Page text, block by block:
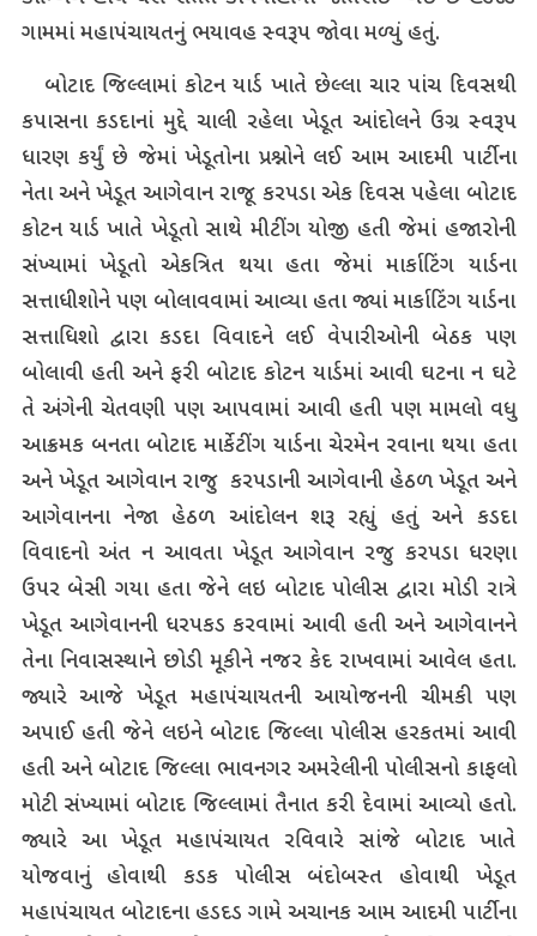
ગામમાં મહાપંચાયતનું ભયાવહ સ્વરૂપ જોવા મળ્યું હતું.
બોટાદ જિલ્લામાં કોટન યાર્ડ ખાતે છેલ્લા ચાર પાંચ દિવસથી
કપાસના કડદાનાં મુદ્દે ચાલી રહેલા ખેડૂત આંદોલને ઉગ્ર સ્વરૂપ
ધારણ કર્યું છે જેમાં ખેડૂતોના પ્રશ્નોને લઈ આમ આદમી પાર્ટીના
નેતા અને ખેડૂત આગેવાન રાજૂ કરપડા એક દિવસ પહેલા બોટાદ
કોટન યાર્ડ ખાતે ખેડૂતો સાથે મીટીંગ યોજી હતી જેમાં હજારોની
સંખ્યામાં ખેડૂતો એકત્રિત થયા હતા જેમાં માર્કાટિંગ યાર્ડના
સત્તાધીશોને પણ બોલાવવામાં આવ્યા હતા જ્યાં માર્કાટિંગ યાર્ડના
સત્તાધિશો દ્વારા કડદા વિવાદને લઈ વેપારીઓની બેઠક પણ
બોલાવી હતી અને ફરી બોટાદ કોટન યાર્ડમાં આવી ઘટના ન ઘટે
તે અંગેની ચેતવણી પણ આપવામાં આવી હતી પણ મામલો વધુ
આક્રમક બનતા બોટાદ માર્કેટીંગ યાર્ડના ચેરમેન રવાના થયા હતા
અને ખેડૂત આગેવાન રાજુ કરપડાની આગેવાની હેઠળ ખેડૂત અને
આગેવાનના નેજા હેઠળ આંદોલન શરૂ રહ્યું હતું અને કડદા
વિવાદનો અંત ન આવતા ખેડૂત આગેવાન રજુ કરપડા ધરણા
ઉપર બેસી ગયા હતા જેને લઇ બોટાદ પોલીસ દ્વારા મોડી રાત્રે
ખેડૂત આગેવાનની ધરપકડ કરવામાં આવી હતી અને આગેવાનને
તેના નિવાસસ્થાને છોડી મૂકીને નજર કેદ રાખવામાં આવેલ હતા.
જ્યારે આજે ખેડૂત મહાપંચાયતની આયોજનની ચીમકી પણ
અપાઈ હતી જેને લઇને બોટાદ જિલ્લા પોલીસ હરકતમાં આવી
હતી અને બોટાદ જિલ્લા ભાવનગર અમરેલીની પોલીસનો કાફલો
મોટી સંખ્યામાં બોટાદ જિલ્લામાં તૈનાત કરી દેવામાં આવ્યો હતો.
જ્યારે આ ખેડૂત મહાપંચાયત રવિવારે સાંજે બોટાદ ખાતે
યોજવાનું હોવાથી કડક પોલીસ બંદોબસ્ત હોવાથી ખેડૂત
મહાપંચાયત બોટાદના હડદડ ગામે અચાનક આમ આદમી પાર્ટીના